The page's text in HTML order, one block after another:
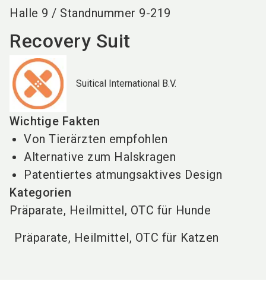
Halle 9 / Standnummer 9-219
Recovery Suit
Suitical International B.V.
Wichtige Fakten
Von Tierärzten empfohlen
Alternative zum Halskragen
Patentiertes atmungsaktives Design
Kategorien
Präparate, Heilmittel, OTC für Hunde
Präparate, Heilmittel, OTC für Katzen